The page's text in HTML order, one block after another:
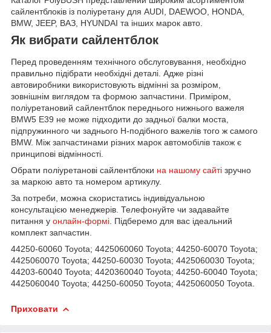
сайлентблоків із поліуретану для AUDI, DAEWOO, HONDA,
BMW, JEEP, ВАЗ, HYUNDAI та інших марок авто.
Як вибрати сайлентблок
Перед проведенням технічного обслуговування, необхідно
правильно підібрати необхідні деталі. Адже різні
автовиробники використовують відмінні за розміром,
зовнішнім виглядом та формою запчастини. Приміром,
поліуретановий сайлентблок переднього нижнього важеля
BMW5 E39 не може підходити до задньої балки моста,
підпружинного чи заднього Н-подібного важелів того ж самого
BMW. Між запчастинами різних марок автомобілів також є
принципові відмінності.
Обрати поліуретанові сайлентблоки на нашому сайті зручно
за маркою авто та номером артикулу.
За потреби, можна скористатись індивідуальною
консультацією менеджерів. Телефонуйте чи задавайте
питання у онлайн-формі . Підберемо для вас ідеальний
комплект запчастин.
44250-60060 Toyota; 4425060060 Toyota; 44250-60070 Toyota;
4425060070 Toyota; 44250-60030 Toyota; 4425060030 Toyota;
44203-60040 Toyota; 4420360040 Toyota; 44250-60040 Toyota;
4425060040 Toyota; 44250-60050 Toyota; 4425060050 Toyota.
Приховати